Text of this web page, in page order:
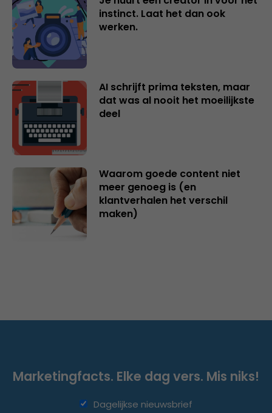
instinct. Laat het dan ook
werken.
AI schrijft prima teksten, maar
dat was al nooit het moeilijkste
deel
Waarom goede content niet
meer genoeg is (en
klantverhalen het verschil
maken)
Marketingfacts. Elke dag vers. Mis niks!
Dagelijkse nieuwsbrief